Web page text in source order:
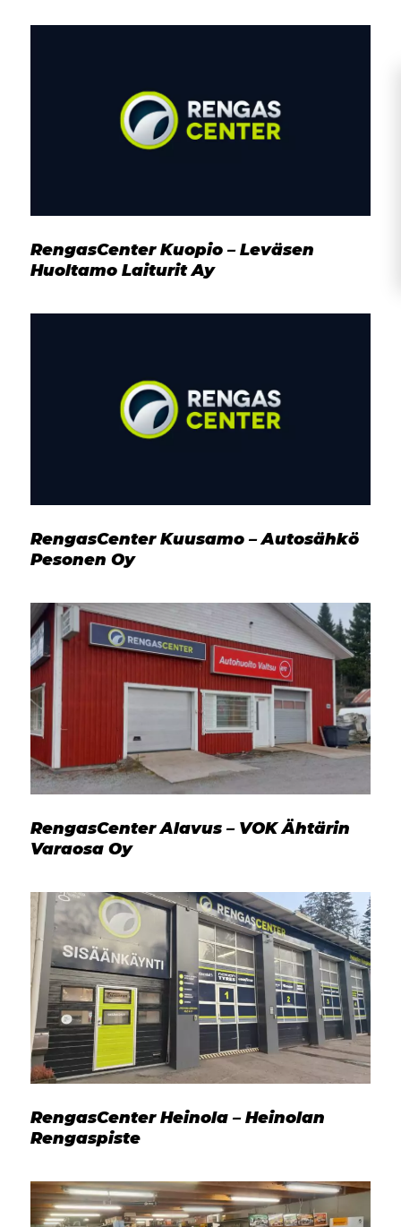
RengasCenter Kuopio – Leväsen
Huoltamo Laiturit Ay
RengasCenter Kuusamo – Autosähkö
Pesonen Oy
RengasCenter Alavus – VOK Ähtärin
Varaosa Oy
RengasCenter Heinola – Heinolan
Rengaspiste